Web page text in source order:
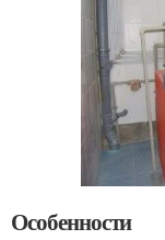
Особенности